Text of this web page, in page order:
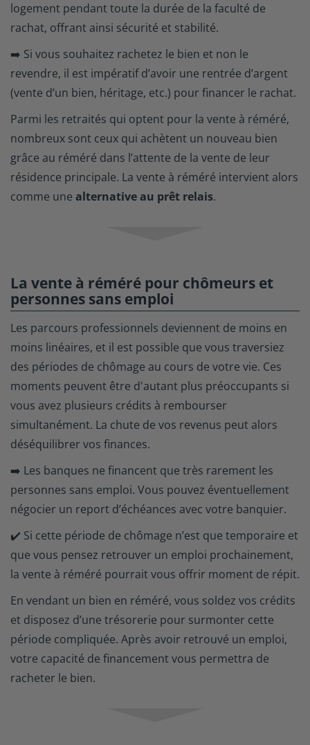
logement pendant toute la durée de la faculté de
rachat, offrant ainsi sécurité et stabilité.
➡️ Si vous souhaitez rachetez le bien et non le
revendre, il est impératif d’avoir une rentrée d’argent
(vente d’un bien, héritage, etc.) pour financer le rachat.
Parmi les retraités qui optent pour la vente à réméré,
nombreux sont ceux qui achètent un nouveau bien
grâce au réméré dans l’attente de la vente de leur
résidence principale. La vente à réméré intervient alors
comme une alternative au prêt relais.
La vente à réméré pour chômeurs et
personnes sans emploi
Les parcours professionnels deviennent de moins en
moins linéaires, et il est possible que vous traversiez
des périodes de chômage au cours de votre vie. Ces
moments peuvent être d'autant plus préoccupants si
vous avez plusieurs crédits à rembourser
simultanément. La chute de vos revenus peut alors
déséquilibrer vos finances.
➡️ Les banques ne financent que très rarement les
personnes sans emploi. Vous pouvez éventuellement
négocier un report d’échéances avec votre banquier.
✔️ Si cette période de chômage n’est que temporaire et
que vous pensez retrouver un emploi prochainement,
la vente à réméré pourrait vous offrir moment de répit.
En vendant un bien en réméré, vous soldez vos crédits
et disposez d’une trésorerie pour surmonter cette
période compliquée. Après avoir retrouvé un emploi,
votre capacité de financement vous permettra de
racheter le bien.